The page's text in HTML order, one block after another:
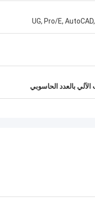
UG, Pro/E,
بالعدد الحاسوبي